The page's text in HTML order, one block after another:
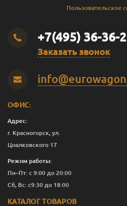
Пользовательское
+7(495) 36-36-
Заказать звонок
ОФИС:
Адрес:
г. Красногорск, ул.
Циалковского 17
Режим работы:
Пн–Пт: с 9:00 до 20:00
Сб, Вс: с9:30 до 18:00
КАТАЛОГ ТОВАРОВ